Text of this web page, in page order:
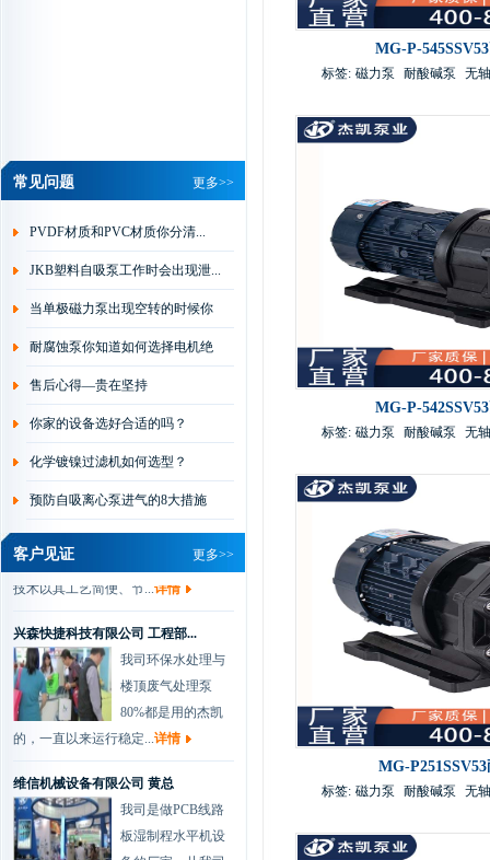
更多>>
常见问题
PVDF材质和PVC材质你分清...
JKB塑料自吸泵工作时会出现泄...
当单极磁力泵出现空转的时候你
会...
耐腐蚀泵你知道如何选择电机绝
缘...
售后心得—贵在坚持
你家的设备选好合适的吗？
化学镀镍过滤机如何选型？
预防自吸离心泵进气的8大措施
更多>>
客户见证
维信机械设备有限公司 黄总
我司是做PCB线路
板湿制程水平机设
备的厂家，从我司
开厂以来，一直都是...详情
杰凯磁力泵是根据
众多用户要求，在
磁力泵的基础上吸
取国外新技术，并经公...详情
协和电镀有限公司 肖总
我们做化学镀过滤
表面处理技术，该
兴森快捷科技有限公司 工程部...
详情
维信机械设备有限公司 黄总
MG-P-
标签: 磁力泵 耐酸碱泵 无
MG-P-
标签: 磁力泵 耐酸碱泵 无
MG-
标签: 磁力泵 耐酸碱泵 无